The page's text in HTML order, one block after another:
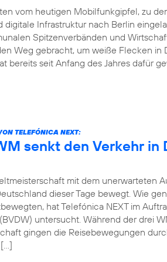
vom heutigen Mobilfunkgipfel, zu
digitale Infrastruktur nach Berlin
Spitzenverbänden und
Weg gebracht, um weiße Flecken
bereits seit Anfang des Jahres dafür
TELEFÓNICA NEXT:
senkt den Verkehr in
mit dem unerwarteten
dieser Tage bewegt. Wie
hat Telefónica NEXT im
untersucht. Während der drei
gingen die Reisebewegungen